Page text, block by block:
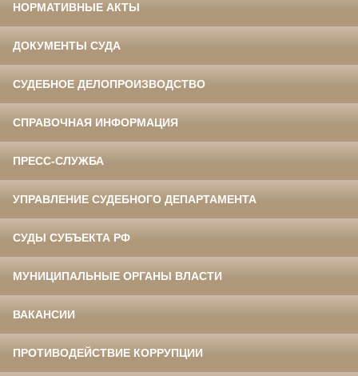
НОРМАТИВНЫЕ АКТЫ
ДОКУМЕНТЫ СУДА
СУДЕБНОЕ ДЕЛОПРОИЗВОДСТВО
СПРАВОЧНАЯ ИНФОРМАЦИЯ
ПРЕСС-СЛУЖБА
УПРАВЛЕНИЕ СУДЕБНОГО ДЕПАРТАМЕНТА
СУДЫ СУБЪЕКТА РФ
МУНИЦИПАЛЬНЫЕ ОРГАНЫ ВЛАСТИ
ВАКАНСИИ
ПРОТИВОДЕЙСТВИЕ КОРРУПЦИИ